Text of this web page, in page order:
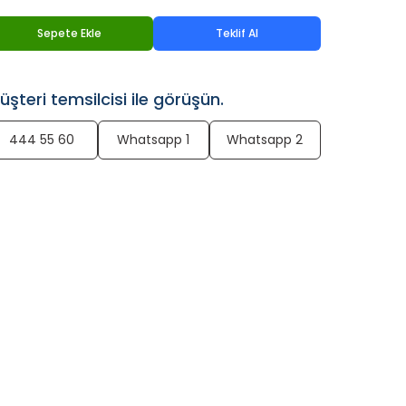
Sepete Ekle Teklif Al
temsilcisi ile görüşün.
444 55 60 Whatsapp 1 Whatsapp 2